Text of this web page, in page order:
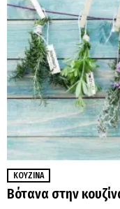
ΚΟΥΖΊΝΑ
Βότανα στην